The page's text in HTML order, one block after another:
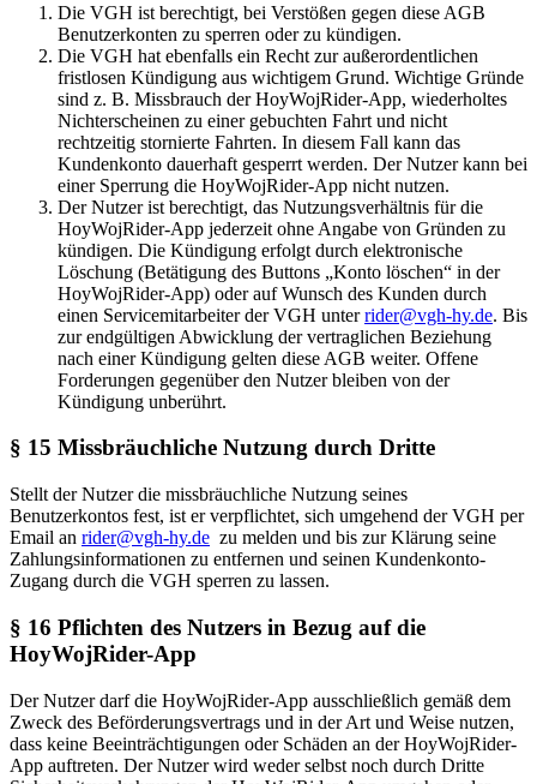
Die VGH ist berechtigt, bei Verstößen gegen diese AGB
Benutzerkonten zu sperren oder zu kündigen.
Die VGH hat ebenfalls ein Recht zur außerordentlichen
fristlosen Kündigung aus wichtigem Grund. Wichtige Gründe
sind z. B. Missbrauch der HoyWojRider-App, wiederholtes
Nichterscheinen zu einer gebuchten Fahrt und nicht
rechtzeitig stornierte Fahrten. In diesem Fall kann das
Kundenkonto dauerhaft gesperrt werden. Der Nutzer kann bei
einer Sperrung die HoyWojRider-App nicht nutzen.
Der Nutzer ist berechtigt, das Nutzungsverhältnis für die
HoyWojRider-App jederzeit ohne Angabe von Gründen zu
kündigen. Die Kündigung erfolgt durch elektronische
Löschung (Betätigung des Buttons „Konto löschen“ in der
HoyWojRider-App) oder auf Wunsch des Kunden durch
einen Servicemitarbeiter der VGH unterrider@vgh-hy.de. Bis
zur endgültigen Abwicklung der vertraglichen Beziehung
nach einer Kündigung gelten diese AGB weiter. Offene
Forderungen gegenüber den Nutzer bleiben von der
Kündigung unberührt.
§ ​15 Missbräuchliche Nutzung durch Dritte
Stellt der Nutzer die missbräuchliche Nutzung seines
Benutzerkontos fest, ist er verpflichtet, sich umgehend der VGH per
Email an rider@vgh-hy.de zu melden und bis zur Klärung seine
Zahlungsinformationen zu entfernen und seinen Kundenkonto-
Zugang durch die VGH sperren zu lassen.
§ 16 Pflichten des Nutzers in Bezug auf die
HoyWojRider-App
Der Nutzer darf die HoyWojRider-App ausschließlich gemäß dem
Zweck des Beförderungsvertrags und in der Art und Weise nutzen,
dass keine Beeinträchtigungen oder Schäden an der HoyWojRider-
App auftreten. Der Nutzer wird weder selbst noch durch Dritte